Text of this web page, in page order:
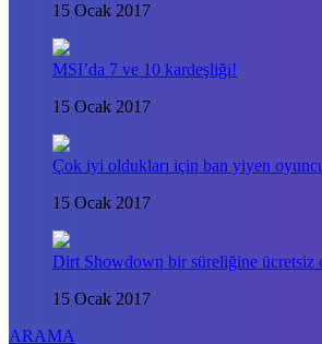
15 Ocak 2017
MSI’da 7 ve 10 kardeşliği!
15 Ocak 2017
Çok iyi oldukları için ban yiyen
15 Ocak 2017
Dirt Showdown bir süreliğine ücretsiz
15 Ocak 2017
ARAMA